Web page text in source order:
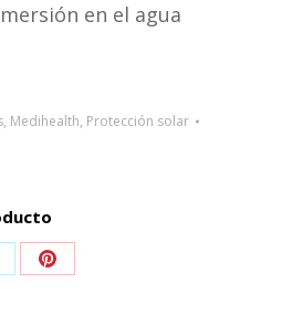
en el agua
, Medihealth, Protección solar
Compartir